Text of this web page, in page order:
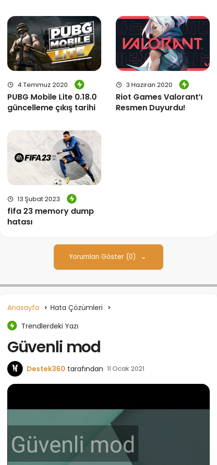
4 Temmuz 2020
PUBG Mobile Lite 0.18.0
güncelleme çıkış tarihi
3 Haziran 2020
Riot Games Valorant’ı
Resmen Duyurdu!
13 Şubat 2023
fifa 23 memory dump
hatası
Yorumları Göster (0)
Anasayfa
Hata Çözümleri
Trendlerdeki Yazı
Güvenli mod
Destek360 tarafından 11 Ocak 2021